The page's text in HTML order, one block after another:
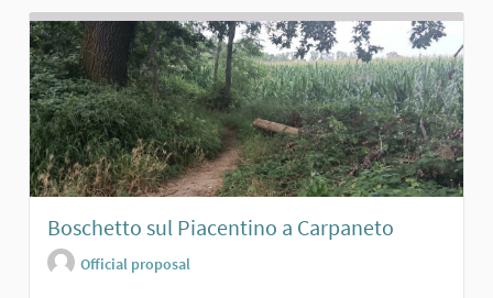
Boschetto sul Piacentino a Carpaneto
Official proposal